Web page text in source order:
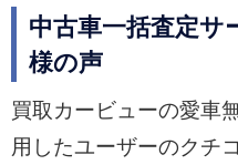
中古車一括査定サ
様の声
買取カービューの愛車
用したユーザーのクチ